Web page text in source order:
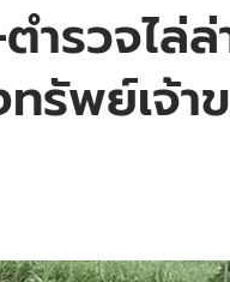
สถิติหวยไทย
หวยลาว
ำรวจไล่
รัพย์เจ้า